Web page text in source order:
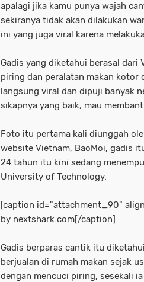
apalagi jika kamu punya wajah
sekiranya tidak akan dilakukan
ini yang juga viral karena
Gadis yang diketahui berasal
piring dan peralatan makan
langsung viral dan dipuji banyak
sikapnya yang baik, mau
Foto itu pertama kali diunggah
website Vietnam, BaoMoi, gadis
24 tahun itu kini sedang
University of Technology.
[caption id="attachment_90"
by nextshark.com[/caption]
Gadis berparas cantik itu
berjualan di rumah makan sejak
dengan mencuci piring, sesekali